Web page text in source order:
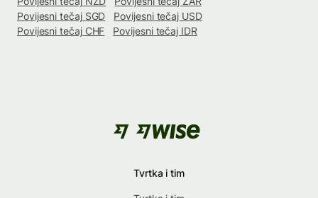
Povijesni tečaj SGD
Povijesni tečaj USD
Povijesni tečaj CHF
Povijesni tečaj IDR
Tvrtka i tim